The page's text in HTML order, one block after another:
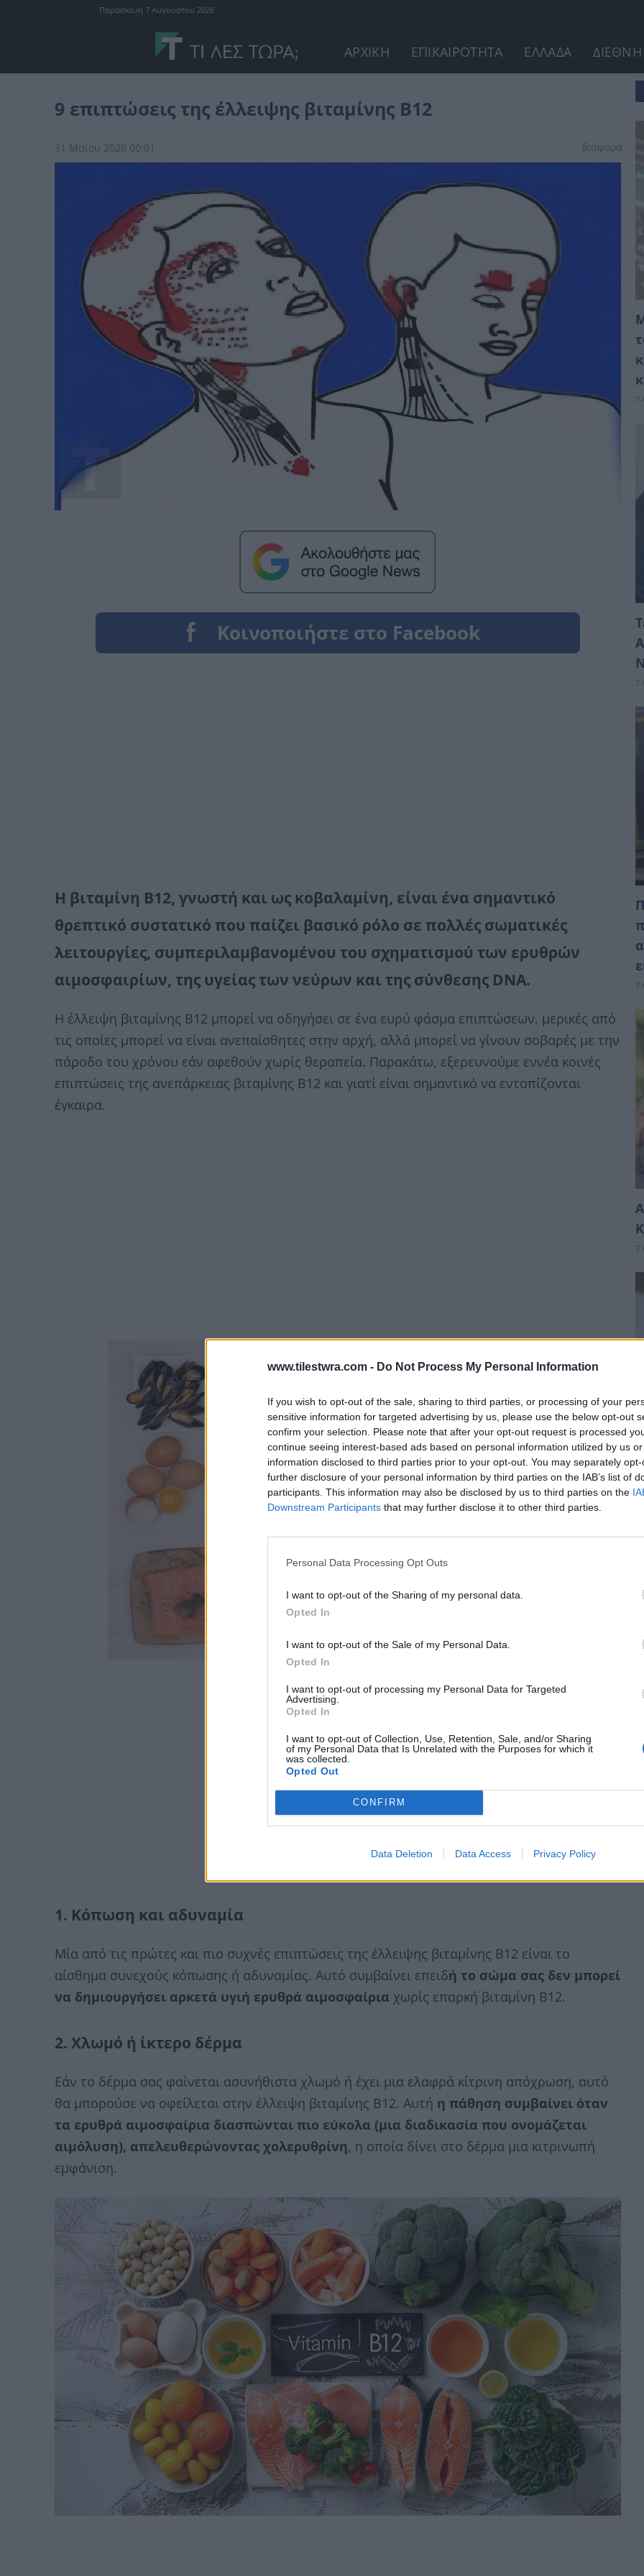
www.tilestwra.com - Do Not Process My Personal Information
If you wish to opt-out of the sale, sharing to third parties, or processing of your
sensitive information for targeted advertising by us, please use the below opt-out
confirm your selection. Please note that after your opt-out request is processed
continue seeing interest-based ads based on personal information utilized by us
information disclosed to third parties prior to your opt-out. You may separately
further disclosure of your personal information by third parties on the IAB’s list of
participants. This information may also be disclosed by us to third parties on the
Downstream Participants that may further disclose it to other third parties.
Personal Data Processing Opt Outs
I want to opt-out of the Sharing of my personal data.
Opted In
I want to opt-out of the Sale of my Personal Data.
Opted In
I want to opt-out of processing my Personal Data for Targeted
Advertising.
Opted In
I want to opt-out of Collection, Use, Retention, Sale, and/or Sharing
of my Personal Data that Is Unrelated with the Purposes for which it
was collected.
Opted Out
CONFIRM
Data Deletion Data Access Privacy Policy
Παρασκευή 7 Αυγούστου 2026
ΑΡΧΙΚΗ ΕΠΙΚΑΙΡΟΤΗΤΑ ΕΛΛΑΔΑ ΔΙΕΘΝΗ
9 επιπτώσεις της έλλειψης βιταμίνης Β12
31 Μαΐου 2026 00:01 διάφορα
Η βιταμίνη Β12, γνωστή και ως κοβαλαμίνη, είναι ένα σημαντικό
θρεπτικό συστατικό που παίζει βασικό ρόλο σε πολλές σωματικές
λειτουργίες, συμπεριλαμβανομένου του σχηματισμού των ερυθρών
αιμοσφαιρίων, της υγείας των νεύρων και της σύνθεσης DNA.
Η έλλειψη βιταμίνης Β12 μπορεί να οδηγήσει σε ένα ευρύ φάσμα επιπτώσεων, μερικές από
τις οποίες μπορεί να είναι ανεπαίσθητες στην αρχή, αλλά μπορεί να γίνουν σοβαρές με την
πάροδο του χρόνου εάν αφεθούν χωρίς θεραπεία. Παρακάτω, εξερευνούμε εννέα κοινές
επιπτώσεις της ανεπάρκειας βιταμίνης Β12 και γιατί είναι σημαντικό να εντοπίζονται
έγκαιρα.
1. Κόπωση και αδυναμία
Μία από τις πρώτες και πιο συχνές επιπτώσεις της έλλειψης βιταμίνης Β12 είναι το
αίσθημα συνεχούς κόπωσης ή αδυναμίας. Αυτό συμβαίνει επειδή το σώμα σας δεν μπορεί
να δημιουργήσει αρκετά υγιή ερυθρά αιμοσφαίρια χωρίς επαρκή βιταμίνη Β12.
2. Χλωμό ή ίκτερο δέρμα
Εάν το δέρμα σας φαίνεται ασυνήθιστα χλωμό ή έχει μια ελαφρά κίτρινη απόχρωση, αυτό
θα μπορούσε να οφείλεται στην έλλειψη βιταμίνης Β12. Αυτή η πάθηση συμβαίνει όταν
τα ερυθρά αιμοσφαίρια διασπώνται πιο εύκολα (μια διαδικασία που ονομάζεται
αιμόλυση), απελευθερώνοντας χολερυθρίνη, η οποία δίνει στο δέρμα μια κιτρινωπή
εμφάνιση.
7
7
7
7